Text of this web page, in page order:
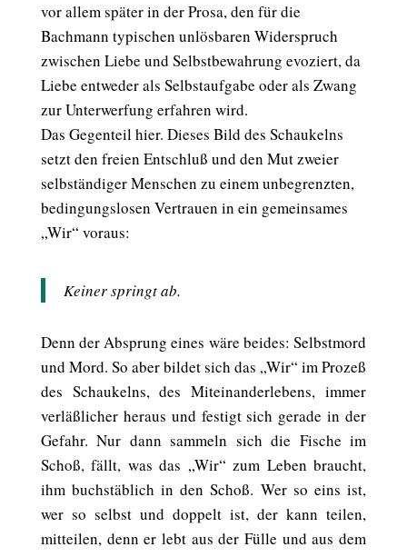
vor allem später in der Prosa, den für die
Bachmann typischen unlösbaren Widerspruch
zwischen Liebe und Selbstbewahrung evoziert, da
Liebe entweder als Selbstaufgabe oder als Zwang
zur Unterwerfung erfahren wird.
Das Gegenteil hier. Dieses Bild des Schaukelns
setzt den freien Entschluß und den Mut zweier
selbständiger Menschen zu einem unbegrenzten,
bedingungslosen Vertrauen in ein gemeinsames
„Wir“ voraus:
Keiner springt ab.
Denn der Absprung eines wäre beides: Selbstmord
und Mord. So aber bildet sich das „Wir“ im Prozeß
des Schaukelns, des Miteinanderlebens, immer
verläßlicher heraus und festigt sich gerade in der
Gefahr. Nur dann sammeln sich die Fische im
Schoß, fällt, was das „Wir“ zum Leben braucht,
ihm buchstäblich in den Schoß. Wer so eins ist,
wer so selbst und doppelt ist, der kann teilen,
mitteilen, denn er lebt aus der Fülle und aus dem